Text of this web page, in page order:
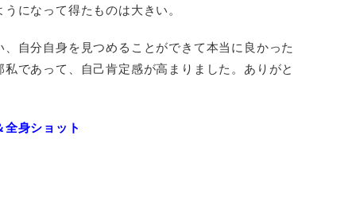
になって得たものは大きい。
自分自身を見つめることができて本当に良かった
であって、自己肯定感が高まりました。ありがと
身ショット